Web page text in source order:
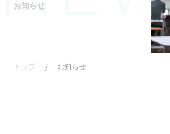
お知らせ
トップ / お知らせ